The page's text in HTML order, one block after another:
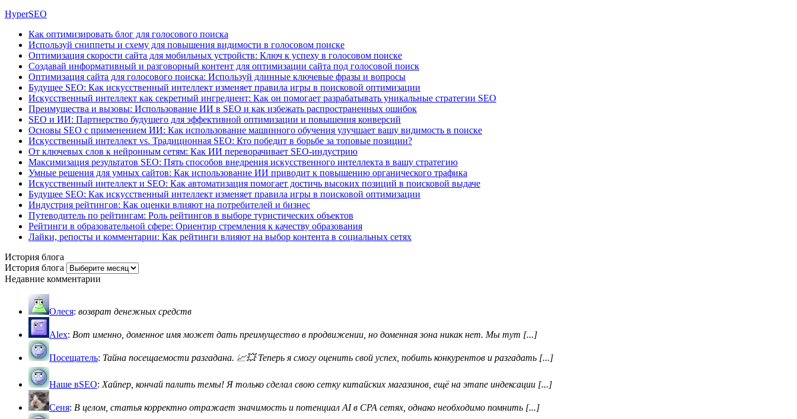
HyperSEO
Как оптимизировать блог для голосового поиска
Используй сниппеты и схему для повышения видимости в голосовом поиске
Оптимизация скорости сайта для мобильных устройств: Ключ к успеху в голосовом поиске
Создавай информативный и разговорный контент для оптимизации сайта под голосовой поиск
Оптимизация сайта для голосового поиска: Используй длинные ключевые фразы и вопросы
Будущее SEO: Как искусственный интеллект изменяет правила игры в поисковой оптимизации
Искусственный интеллект как секретный ингредиент: Как он помогает разрабатывать уникальные стратегии SEO
Преимущества и вызовы: Использование ИИ в SEO и как избежать распространенных ошибок
SEO и ИИ: Партнерство будущего для эффективной оптимизации и повышения конверсий
Основы SEO с применением ИИ: Как использование машинного обучения улучшает вашу видимость в поиске
Искусственный интеллект vs. Традиционная SEO: Кто победит в борьбе за топовые позиции?
От ключевых слов к нейронным сетям: Как ИИ переворачивает SEO-индустрию
Максимизация результатов SEO: Пять способов внедрения искусственного интеллекта в вашу стратегию
Умные решения для умных сайтов: Как использование ИИ приводит к повышению органического трафика
Искусственный интеллект и SEO: Как автоматизация помогает достичь высоких позиций в поисковой выдаче
Будущее SEO: Как искусственный интеллект изменяет правила игры в поисковой оптимизации
Индустрия рейтингов: Как оценки влияют на потребителей и бизнес
Путеводитель по рейтингам: Роль рейтингов в выборе туристических объектов
Рейтинги в образовательной сфере: Ориентир стремления к качеству образования
Лайки, репосты и комментарии: Как рейтинги влияют на выбор контента в социальных сетях
История блога
История блога
Недавние комментарии
Олеся: возврат денежных средств
Alex: Вот именно, доменное имя может дать преимущество в продвижении, но доменная зона никак нет. Мы тут [...]
Посещатель: Тайна посещаемости разгадана. 📈💥 Теперь я смогу оценить свой успех, побить конкурентов и разгадать [...]
Наше вSEO: Хайпер, кончай палить темы! Я только сделал свою сетку китайских магазинов, ещё на этапе индексации [...]
Сеня: В целом, статья корректно отражает значимость и потенциал AI в CPA сетях, однако необходимо помнить [...]